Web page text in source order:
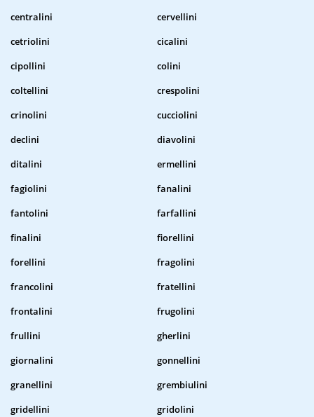
centralini
cervellini
cetriolini
cicalini
cipollini
colini
coltellini
crespolini
crinolini
cucciolini
declini
diavolini
ditalini
ermellini
fagiolini
fanalini
fantolini
farfallini
finalini
fiorellini
forellini
fragolini
francolini
fratellini
frontalini
frugolini
frullini
gherlini
giornalini
gonnellini
granellini
grembiulini
gridellini
gridolini